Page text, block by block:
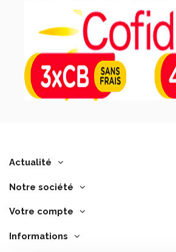
Actualité
Notre société
Votre compte
Informations